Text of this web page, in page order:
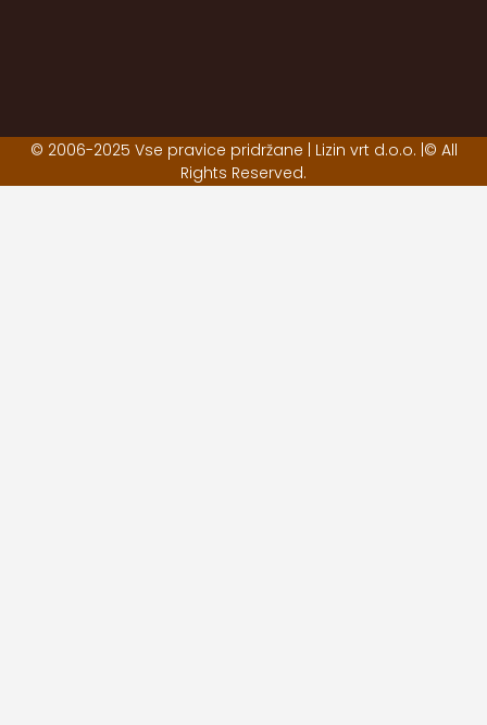
© 2006-2025 Vse pravice pridržane | Lizin vrt d.o.o. |© All
Rights Reserved.